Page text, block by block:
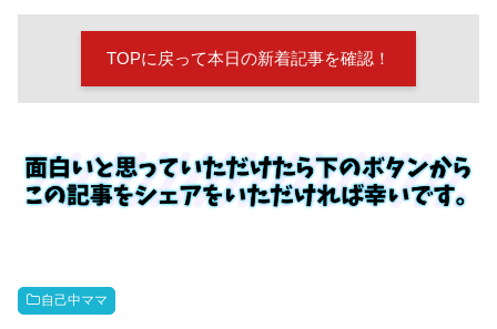
TOPに戻って本日の新着記事を確認！
自己中ママ